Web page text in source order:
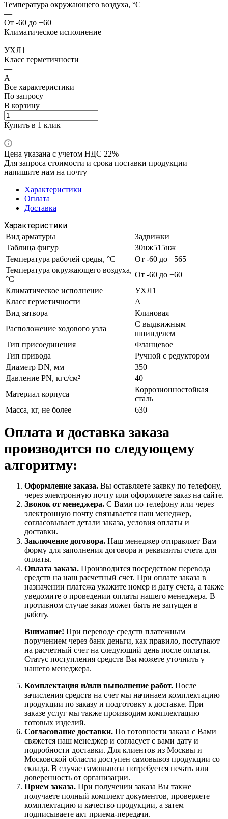
Температура окружающего воздуха, °С
—
От -60 до +60
Климатическое исполнение
—
УХЛ1
Класс герметичности
—
А
Все характеристики
По запросу
В корзину
Купить в 1 клик
Цена указана с учетом НДС 22%
Для запроса стоимости и срока поставки продукции
напишите нам на почту
Характеристики
Оплата
Доставка
Характеристики
Вид арматуры
Задвижки
Таблица фигур
30нж515нж
Температура рабочей среды, °С
От -60 до +565
Температура окружающего воздуха,
°С
От -60 до +60
Климатическое исполнение
УХЛ1
Класс герметичности
А
Вид затвора
Клиновая
Расположение ходового узла
С выдвижным
шпинделем
Тип присоединения
Фланцевое
Тип привода
Ручной с редуктором
Диаметр DN, мм
350
Давление PN, кгс/см²
40
Материал корпуса
Коррозионностойкая
сталь
Масса, кг, не более
630
Оплата и доставка заказа
производится по следующему
алгоритму:
Оформление заказа. Вы оставляете заявку по телефону,
через электронную почту или оформляете заказ на сайте.
Звонок от менеджера. С Вами по телефону или через
электронную почту связывается наш менеджер,
согласовывает детали заказа, условия оплаты и
доставки.
Заключение договора. Наш менеджер отправляет Вам
форму для заполнения договора и реквизиты счета для
оплаты.
Оплата заказа. Производится посредством перевода
средств на наш расчетный счет. При оплате заказа в
назначении платежа укажите номер и дату счета, а также
уведомите о проведении оплаты нашего менеджера. В
противном случае заказ может быть не запущен в
работу.
Внимание! При переводе средств платежным
поручением через банк деньги, как правило, поступают
на расчетный счет на следующий день после оплаты.
Статус поступления средств Вы можете уточнить у
нашего менеджера.
Комплектация и/или выполнение работ. После
зачисления средств на счет мы начинаем комплектацию
продукции по заказу и подготовку к доставке. При
заказе услуг мы также производим комплектацию
готовых изделий.
Согласование доставки. По готовности заказа с Вами
свяжется наш менеджер и согласует с вами дату и
подробности доставки. Для клиентов из Москвы и
Московской области доступен самовывоз продукции со
склада. В случае самовывоза потребуется печать или
доверенность от организации.
Прием заказа. При получении заказа Вы также
получаете полный комплект документов, проверяете
комплектацию и качество продукции, а затем
подписываете акт приема-передачи.